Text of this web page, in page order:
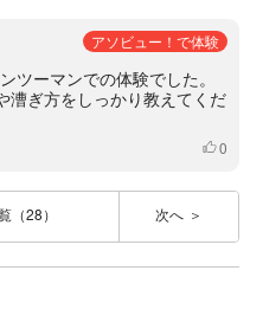
アソビュー！で体験
ツーマンでの体験でした。
漕ぎ方をしっかり教えてくだ
いいね
0
（28） 次へ